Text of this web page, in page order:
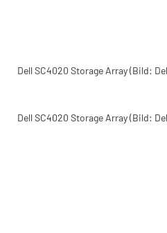
Dell SC4020 Storage Array (Bild:
Dell SC4020 Storage Array (Bild: